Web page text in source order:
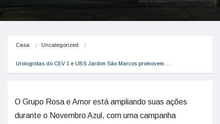
Casa Uncategorized
Urologistas do CEV 1 e UBS Jardim São Marcos promovem…
O Grupo Rosa e Amor está ampliando suas ações
durante o Novembro Azul, com uma campanha